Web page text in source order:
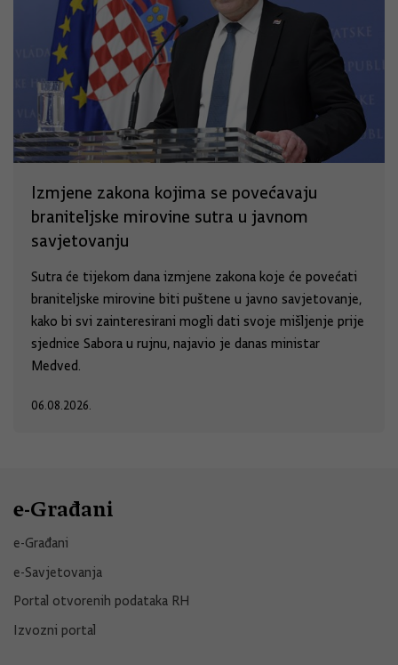
Izmjene zakona kojima se povećavaju
braniteljske mirovine sutra u javnom
savjetovanju
Sutra će tijekom dana izmjene zakona koje će povećati
braniteljske mirovine biti puštene u javno savjetovanje,
kako bi svi zainteresirani mogli dati svoje mišljenje prije
sjednice Sabora u rujnu, najavio je danas ministar
Medved.
06.08.2026.
e-Građani
e-Građani
e-Savjetovanja
Portal otvorenih podataka RH
Izvozni portal